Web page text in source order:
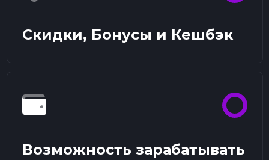
Скидки, Бонусы и Кешбэк
Возможность зарабатывать